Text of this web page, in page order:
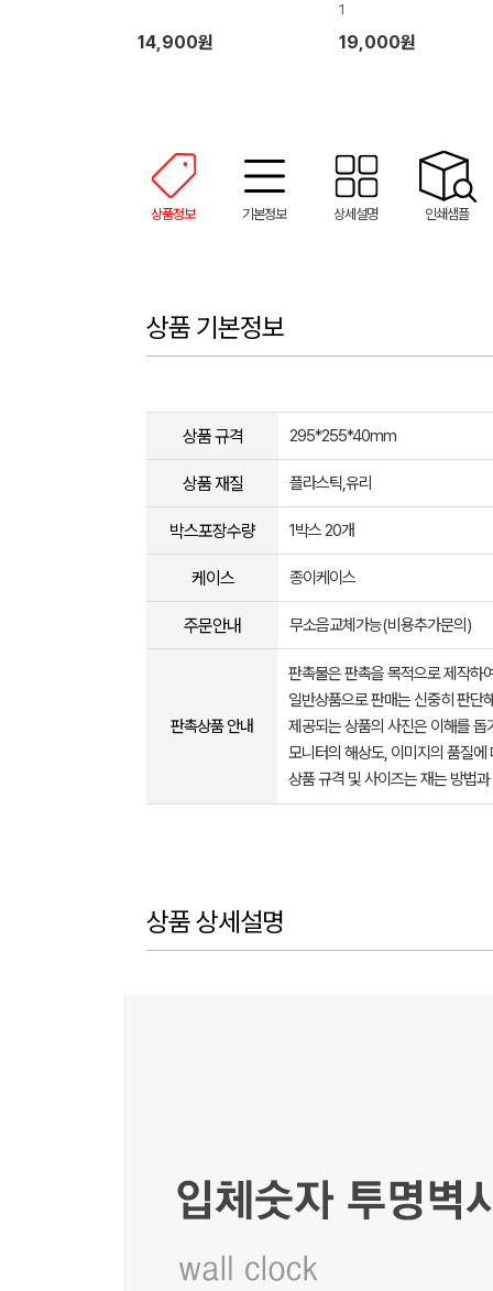
14,900원
1
19,000원
상품정보 기본정보 상세설명 인쇄샘플
상품 기본정보
상품 규격 295*255*40mm
상품 재질 플라스틱,유리
박스포장수량 1박스 20개
케이스 종이케이스
주문안내 무소음교체가능(비용추가문의)
판촉상품 안내
판촉물은 판촉을 목적으로 제작하
일반상품으로 판매는 신중히 판단
제공되는 상품의 사진은 이해를
모니터의 해상도, 이미지의 품질
상품 규격 및 사이즈는 재는 방법
상품 상세설명